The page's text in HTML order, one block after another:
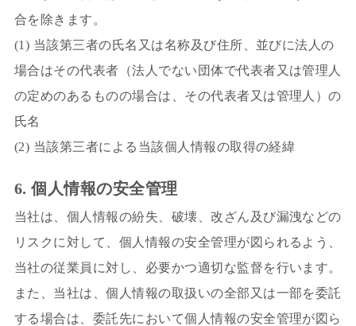
合を除きます。
(1) 当該第三者の氏名又は名称及び住所、並びに法人の
場合はその代表者（法人でない団体で代表者又は管理人
の定めのあるものの場合は、その代表者又は管理人）の
氏名
(2) 当該第三者による当該個人情報の取得の経緯
6. 個人情報の安全管理
当社は、個人情報の紛失、破壊、改ざん及び漏洩などの
リスクに対して、個人情報の安全管理が図られるよう、
当社の従業員に対し、必要かつ適切な監督を行います。
また、当社は、個人情報の取扱いの全部又は一部を委託
する場合は、委託先において個人情報の安全管理が図ら